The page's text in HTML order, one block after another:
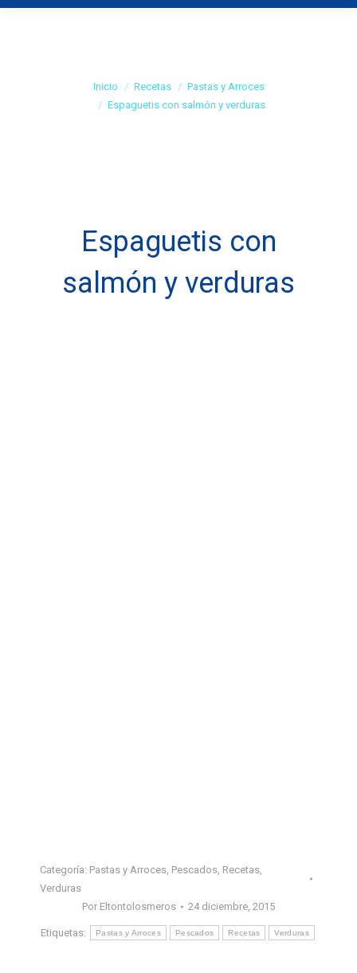
Estás aquí:Inicio Recetas
Pastas y Arroces
Espaguetis con salmón y verduras
Espaguetis con
salmón y verduras
Categoría: Pastas y Arroces, Pescados, Recetas,
Verduras
Por Eltontolosmeros 24 diciembre, 2015
Etiquetas: Pastas y Arroces Pescados Recetas Verduras